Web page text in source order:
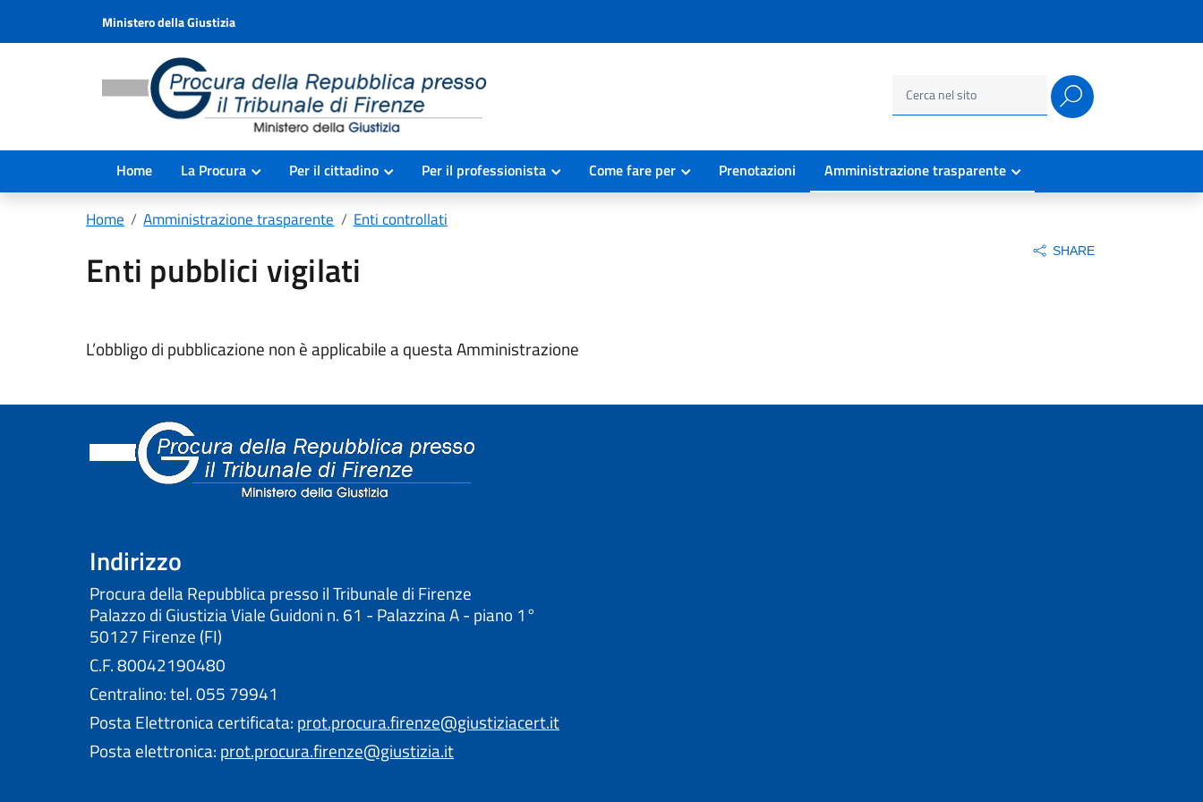
Ministero della Giustizia
per:
Home La Procura Per il cittadino Per il professionista Come fare per Prenotazioni Amministrazione trasparente
Home Amministrazione trasparente Enti controllati
Enti pubblici vigilati SHARE
L’obbligo di pubblicazione non è applicabile a questa Amministrazione
Indirizzo
Procura della Repubblica presso il Tribunale di Firenze
Palazzo di Giustizia Viale Guidoni n. 61 - Palazzina A - piano 1°
50127 Firenze (FI)
C.F. 80042190480
Centralino: tel. 055 79941
Posta Elettronica certificata: prot.procura.firenze@giustiziacert.it
Posta elettronica: prot.procura.firenze@giustizia.it